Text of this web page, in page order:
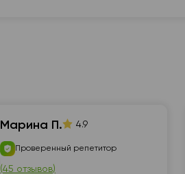
Марина П. 4.9
Проверенный репетитор
(45 отзывов)